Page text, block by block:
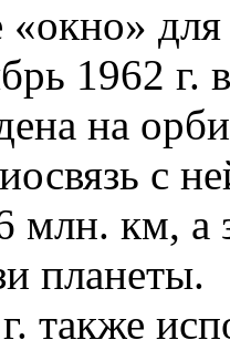
1962
на
с
млн. км, а
планеты.